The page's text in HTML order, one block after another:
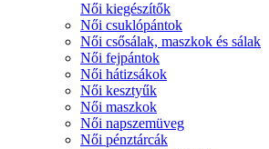
Női kiegészítők
Női csuklópántok
Női csősálak, maszkok és sálak
Női fejpántok
Női hátizsákok
Női kesztyűk
Női maszkok
Női napszemüveg
Női pénztárcák